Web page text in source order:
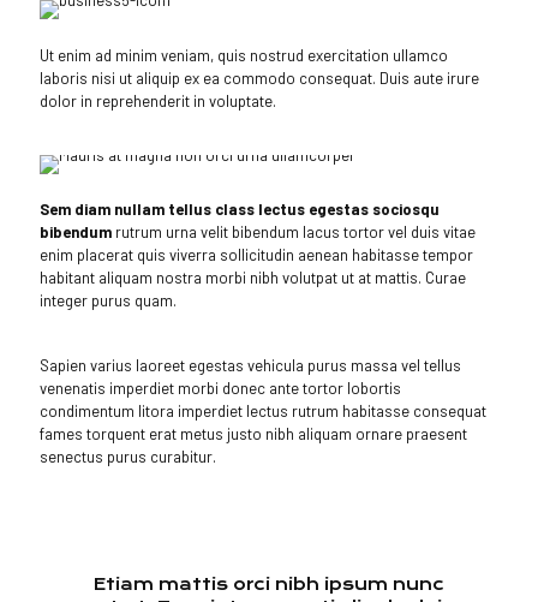
Ut enim ad minim veniam, quis nostrud exercitation ullamco
laboris nisi ut aliquip ex ea commodo consequat. Duis aute irure
dolor in reprehenderit in voluptate.
Sem diam nullam tellus class lectus egestas sociosqu
bibendum rutrum urna velit bibendum lacus tortor vel duis vitae
enim placerat quis viverra sollicitudin aenean habitasse tempor
habitant aliquam nostra morbi nibh volutpat ut at mattis. Curae
integer purus quam.
Sapien varius laoreet egestas vehicula purus massa vel tellus
venenatis imperdiet morbi donec ante tortor lobortis
condimentum litora imperdiet lectus rutrum habitasse consequat
fames torquent erat metus justo nibh aliquam ornare praesent
senectus purus curabitur.
Etiam mattis orci nibh ipsum nunc